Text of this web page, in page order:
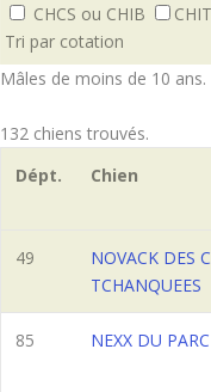
CHCS ou CHIB
CHIT
Tri par cotation
Mâles de moins de 10 ans.
132 chiens trouvés.
Dépt.
Chien
49
NOVACK DES
TCHANQUEES
85 NEXX DU